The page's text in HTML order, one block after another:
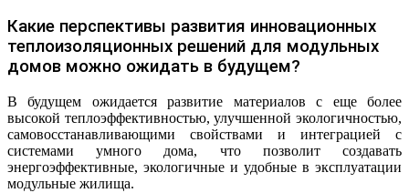
Какие перспективы развития инновационных
теплоизоляционных решений для модульных
домов можно ожидать в будущем?
В будущем ожидается развитие материалов с еще более
высокой теплоэффективностью, улучшенной экологичностью,
самовосстанавливающими свойствами и интеграцией с
системами умного дома, что позволит создавать
энергоэффективные, экологичные и удобные в эксплуатации
модульные жилища.